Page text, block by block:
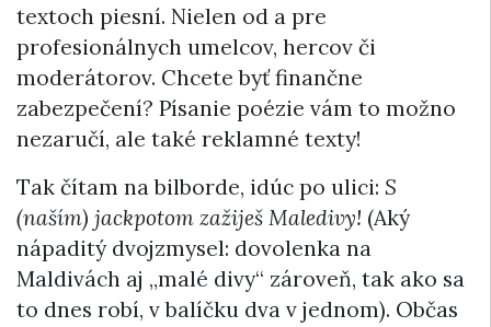
textoch piesní. Nielen od a pre
profesionálnych umelcov, hercov či
moderátorov. Chcete byť finančne
zabezpečení? Písanie poézie vám to možno
nezaručí, ale také reklamné texty!
Tak čítam na bilborde, idúc po ulici: S
(naším) jackpotom zažiješ Maledivy! (Aký
nápaditý dvojzmysel: dovolenka na
Maldivách aj „malé divy“ zároveň, tak ako sa
to dnes robí, v balíčku dva v jednom). Občas